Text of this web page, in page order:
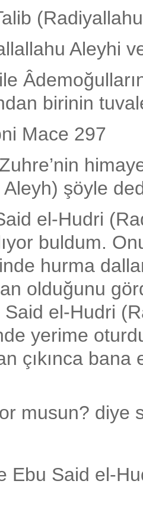
Aleyhi
birinin
Mace 297
şöyle
el-Hudri
buldum.
hurma
olduğunu
Said el-Hudri
yerime
çıkınca bana
musun? diye
Ebu Said el-